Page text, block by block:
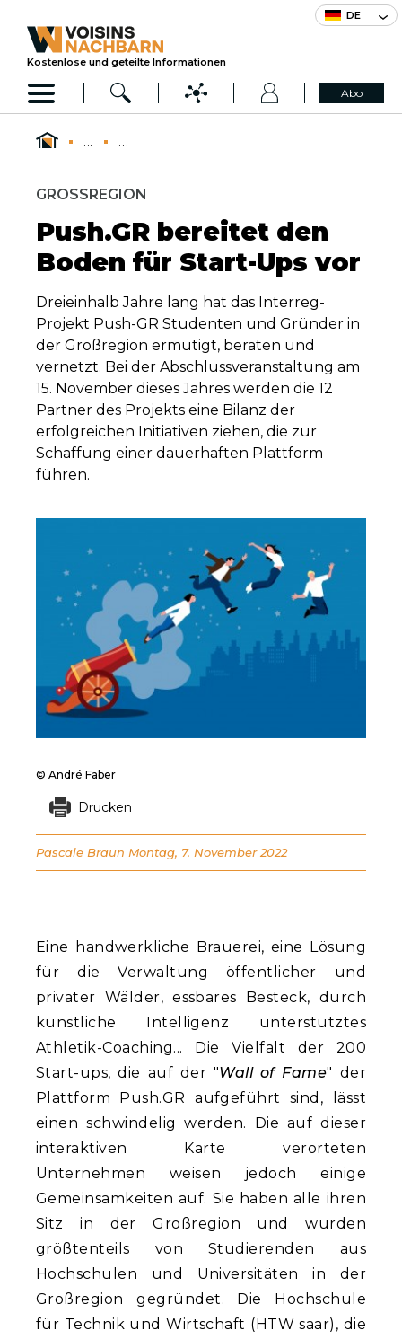
DE
Kostenlose und geteilte Informationen
Abo
... ...
GROSSREGION
Push.GR bereitet den
Boden für Start-Ups vor
Dreieinhalb Jahre lang hat das Interreg-
Projekt Push-GR Studenten und Gründer in
der Großregion ermutigt, beraten und
vernetzt. Bei der Abschlussveranstaltung am
15. November dieses Jahres werden die 12
Partner des Projekts eine Bilanz der
erfolgreichen Initiativen ziehen, die zur
Schaffung einer dauerhaften Plattform
führen.
Eine handwerkliche Brauerei, eine Lösung
für die Verwaltung öffentlicher und
privater Wälder, essbares Besteck, durch
künstliche Intelligenz unterstütztes
Athletik-Coaching... Die Vielfalt der 200
Start-ups, die auf der "Wall of Fame" der
Plattform Push.GR aufgeführt sind, lässt
einen schwindelig werden. Die auf dieser
interaktiven Karte verorteten
Unternehmen weisen jedoch einige
Gemeinsamkeiten auf. Sie haben alle ihren
Sitz in der Großregion und wurden
größtenteils von Studierenden aus
Hochschulen und Universitäten in der
Großregion gegründet. Die Hochschule
für Technik und Wirtschaft (HTW saar), die
© André Faber
Drucken
Pascale Braun Montag, 7. November 2022